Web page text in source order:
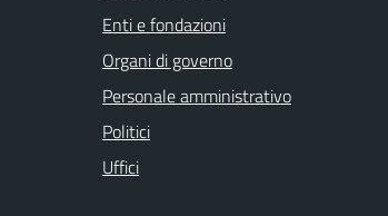
Enti e fondazioni
Organi di governo
Personale amministrativo
Politici
Uffici